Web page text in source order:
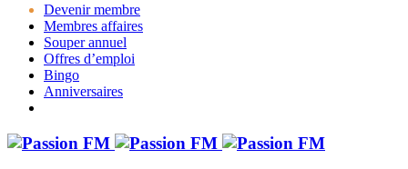
Devenir membre
Membres affaires
Souper annuel
Offres d’emploi
Bingo
Anniversaires